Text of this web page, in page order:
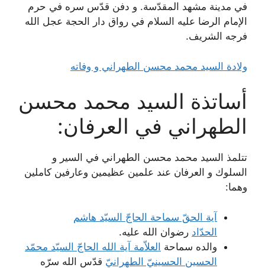
في مدينة مشهد المقدّسة. و دفن قدّس سره في حرم
الإمام الرضا عليه السلام في رواق دار الحجة عجل الله
فرجه الشريف.
ولادة السيد محمد محسن الطهراني و وفاته
أساتذة السيد محمد محسن
الطهراني في العرفان:
تتلمذ السيد محمد محسن الطهراني في السير و
السلوك و العرفان عند علمين عظيمين وعارفين كاملين
وهما:
آیة الحقّ سماحة الحاجّ السیّد هاشم
الحدّاد رضوان الله علیه.
والده سماحة العلاّمة آیة ‌الله الحاجّ السیّد محمّد
الحسین الحسینيّ الطهرانيّ قدّس الله سرّه